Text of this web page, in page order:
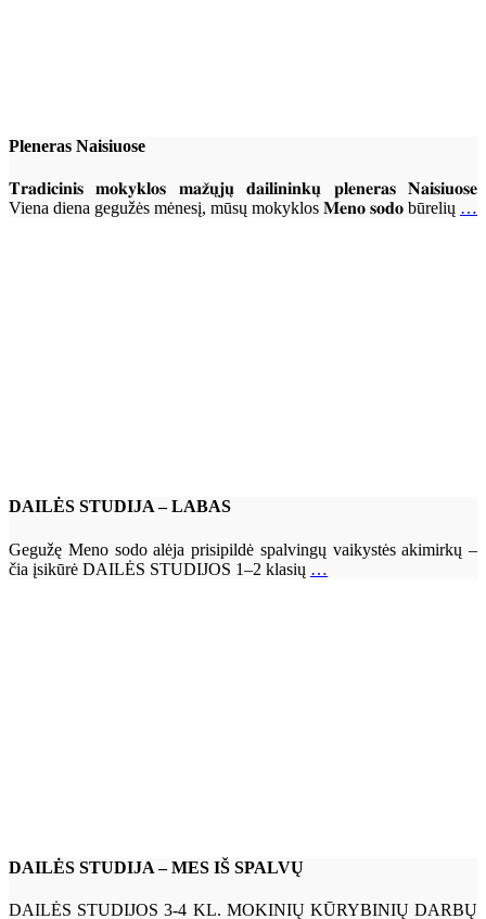
Pleneras Naisiuose
𝐓𝐫𝐚𝐝𝐢𝐜𝐢𝐧𝐢𝐬 𝐦𝐨𝐤𝐲𝐤𝐥𝐨𝐬 𝐦𝐚𝐳̌𝐮̨𝐣𝐮̨ 𝐝𝐚𝐢𝐥𝐢𝐧𝐢𝐧𝐤𝐮̨ 𝐩𝐥𝐞𝐧𝐞𝐫𝐚𝐬 𝐍𝐚𝐢𝐬𝐢𝐮𝐨𝐬𝐞
Viena diena gegužės mėnesį, mūsų mokyklos 𝐌𝐞𝐧𝐨 𝐬𝐨𝐝𝐨 būrelių …
DAILĖS STUDIJA – LABAS
Gegužę Meno sodo alėja prisipildė spalvingų vaikystės akimirkų –
čia įsikūrė DAILĖS STUDIJOS 1–2 klasių …
DAILĖS STUDIJA – MES IŠ SPALVŲ
DAILĖS STUDIJOS 3-4 KL. MOKINIŲ KŪRYBINIŲ DARBŲ